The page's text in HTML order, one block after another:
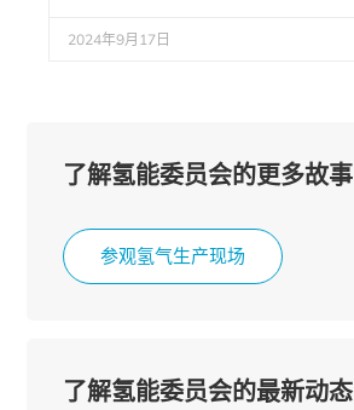
2024年9月17日
了解氢能委员会的更多故事
参观氢气生产现场
了解氢能委员会的最新动态